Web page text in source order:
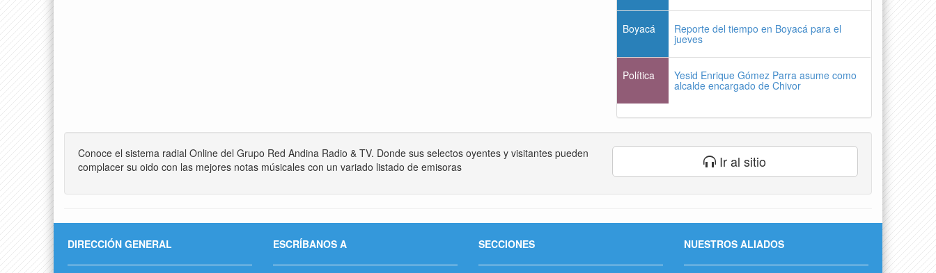
Boyacá Reporte del tiempo en Boyacá para el
jueves
Política Yesid Enrique Gómez Parra asume como
alcalde encargado de Chivor
Conoce el sistema radial Online del Grupo Red Andina Radio & TV. Donde sus selectos oyentes y visitantes pueden
complacer su oido con las mejores notas músicales con un variado listado de emisoras
Ir al sitio
DIRECCIÓN GENERAL ESCRÍBANOS A SECCIONES NUESTROS ALIADOS